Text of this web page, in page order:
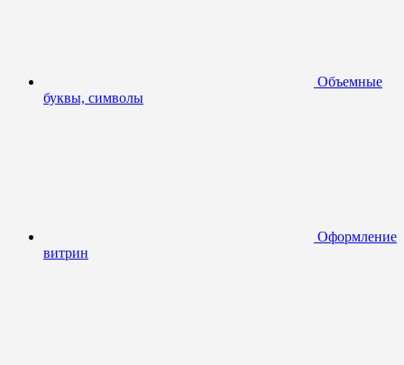
Объемные
буквы, символы
Оформление
витрин